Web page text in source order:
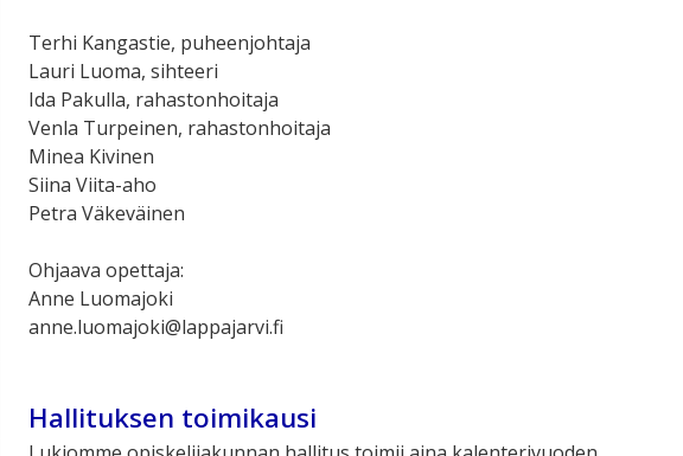
Terhi Kangastie, puheenjohtaja
Lauri Luoma, sihteeri
Ida Pakulla, rahastonhoitaja
Venla Turpeinen, rahastonhoitaja
Minea Kivinen
Siina Viita-aho
Petra Väkeväinen
Ohjaava opettaja:
Anne Luomajoki
anne.luomajoki@lappajarvi.fi
Hallituksen toimikausi